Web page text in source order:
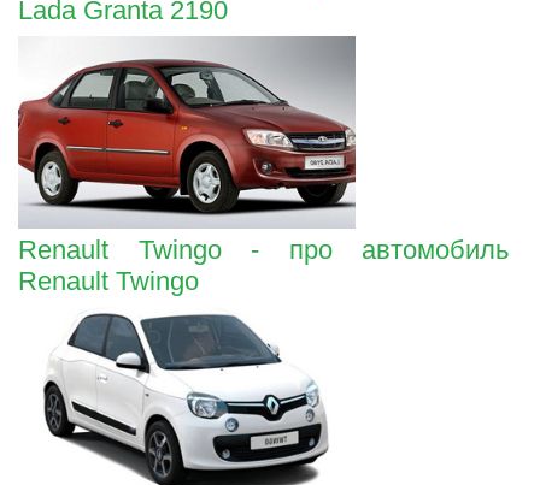
Lada Granta 2190
Renault Twingo - про автомобиль
Renault Twingo